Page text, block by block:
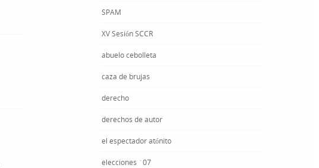
SPAM
XV Sesión SCCR
abuelo cebolleta
caza de brujas
derecho
derechos de autor
el espectador atónito
elecciones ´07